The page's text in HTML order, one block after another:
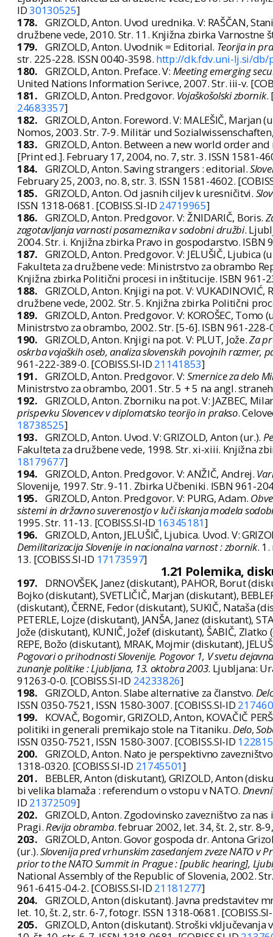
ID30130525]
178. GRIZOLD, Anton. Uvod urednika. V: RAŠČAN,
družbene vede, 2010. Str. 11. Knjižna zbirka Varnostne
179. GRIZOLD, Anton. Uvodnik = Editorial. Teorija in
str. 225-228. ISSN 0040-3598. http://dk.fdv.uni-lj.si/db/
180. GRIZOLD, Anton. Preface. V: Meeting emerging
United Nations Information Serivce, 2007. Str. iii-v.
181. GRIZOLD, Anton. Predgovor. Vojaškošolski zbornik.
24683357]
182. GRIZOLD, Anton. Foreword. V: MALEŠIČ, Marjan
Nomos, 2003. Str. 7-9. Militär und
183. GRIZOLD, Anton. Between a new world order
[Print ed.]. February 17, 2004, no. 7, str. 3. ISSN 1581-
184. GRIZOLD, Anton. Saving strangers : editorial.
February 25, 2003, no. 8, str. 3. ISSN 1581-4602.
185. GRIZOLD, Anton. Od jasnih ciljev k uresničitvi.
ISSN 1318-0681. [COBISS.SI-ID 24719965]
186. GRIZOLD, Anton. Predgovor. V: ŽNIDARIČ, Boris.
zagotavljanja varnosti posameznika v sodobni družbi.
2004. Str. i. Knjižna zbirka Pravo in gospodarstvo. ISBN
187. GRIZOLD, Anton. Predgovor. V: JELUŠIČ, Ljubica
Fakulteta za družbene vede: Ministrstvo za obrambo
Knjižna zbirka Politični procesi in inštitucije. ISBN 961-
188. GRIZOLD, Anton. Knjigi na pot. V: VUKADINOVIĆ,
družbene vede, 2002. Str. 5. Knjižna zbirka Politični
189. GRIZOLD, Anton. Predgovor. V: KOROŠEC, Tomo
Ministrstvo za obrambo, 2002. Str. [5-6]. ISBN 961-228-
190. GRIZOLD, Anton. Knjigi na pot. V: PLUT, Jože.Za
oskrba vojaških oseb, analiza slovenskih povojnih razmer,
961-222-389-0. [COBISS.SI-ID 21141853]
191. GRIZOLD, Anton. Predgovor. V: Smernice za delo
Ministrstvo za obrambo, 2001. Str. 5 + 5 na angl.
192. GRIZOLD, Anton. Zborniku na pot. V: JAZBEC,
prispevku Slovencev v diplomatsko teorijo in prakso.
18738525]
193. GRIZOLD, Anton. Uvod. V: GRIZOLD, Anton (ur.).
Fakulteta za družbene vede, 1998. Str. xi-xiii. Knjižna
18179677]
194. GRIZOLD, Anton. Predgovor. V: ANŽIČ, Andrej.
Slovenije, 1997. Str. 9-11. Zbirka Učbeniki. ISBN 961-
195. GRIZOLD, Anton. Predgovor. V: PURG, Adam.
sistemi in državno suverenostjo v luči iskanja modela
1995. Str. 11-13. [COBISS.SI-ID 16345181]
196. GRIZOLD, Anton, JELUŠIČ, Ljubica. Uvod. V:
Demilitarizacija Slovenije in nacionalna varnost : zbornik.
13. [COBISS.SI-ID 17173597]
1.21 Polemika,
197.
DRNOVŠEK, Janez (diskutant), PAHOR, Borut
Bojko (diskutant), SVETLIČIČ, Marjan (diskutant),
(diskutant), ČERNE, Fedor (diskutant), SUKIČ, Nataša
PETERLE, Lojze (diskutant), JANŠA, Janez (diskutant),
Jože (diskutant), KUNIČ, Jožef (diskutant), ŠABIČ,
REPE, Božo (diskutant), MRAK, Mojmir (diskutant),
Pogovori o prihodnosti Slovenije. Pogovor 1, V svetu
zunanje politike : Ljubljana, 13. oktobra 2003. Ljubljana:
91263-0-0. [COBISS.SI-ID 24233826]
198. GRIZOLD, Anton. Slabe alternative za članstvo.
ISSN 0350-7521, ISSN 1580-3007. [COBISS.SI-ID
199.
KOVAČ, Bogomir, GRIZOLD, Anton, KOVAČIČ
politiki in generali premikajo stole na Titaniku.Delo,
ISSN 0350-7521, ISSN 1580-3007. [COBISS.SI-ID
200. GRIZOLD, Anton. Nato je perspektivno
1318-0320. [COBISS.SI-ID 21745501]
201.
BEBLER, Anton (diskutant), GRIZOLD, Anton
bi velika blamaža : referendum o vstopu v NATO.
ID 21372509]
202. GRIZOLD, Anton. Zgodovinsko zavezništvo za
Pragi.Revija obramba. februar 2002, let. 34, št. 2, str. 8-
203. GRIZOLD, Anton. Govor gospoda dr. Antona
(ur.).Slovenija pred vrhunskim zasedanjem zveze NATO v
prior to the NATO Summit in Prague : [public hearing],
National Assembly of the Republic of Slovenia, 2002.
961-6415-04-2. [COBISS.SI-ID 21181277]
204. GRIZOLD, Anton (diskutant). Javna predstavitev
let. 10, št. 2, str. 6-7, fotogr. ISSN 1318-0681.
205. GRIZOLD, Anton (diskutant). Stroški vključevanja